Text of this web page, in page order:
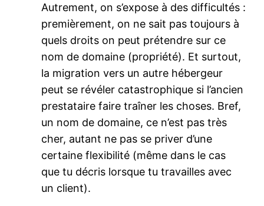
Autrement, on s’expose à des difficultés :
premièrement, on ne sait pas toujours à
quels droits on peut prétendre sur ce
nom de domaine (propriété). Et surtout,
la migration vers un autre hébergeur
peut se révéler catastrophique si l’ancien
prestataire faire traîner les choses. Bref,
un nom de domaine, ce n’est pas très
cher, autant ne pas se priver d’une
certaine flexibilité (même dans le cas
que tu décris lorsque tu travailles avec
un client).